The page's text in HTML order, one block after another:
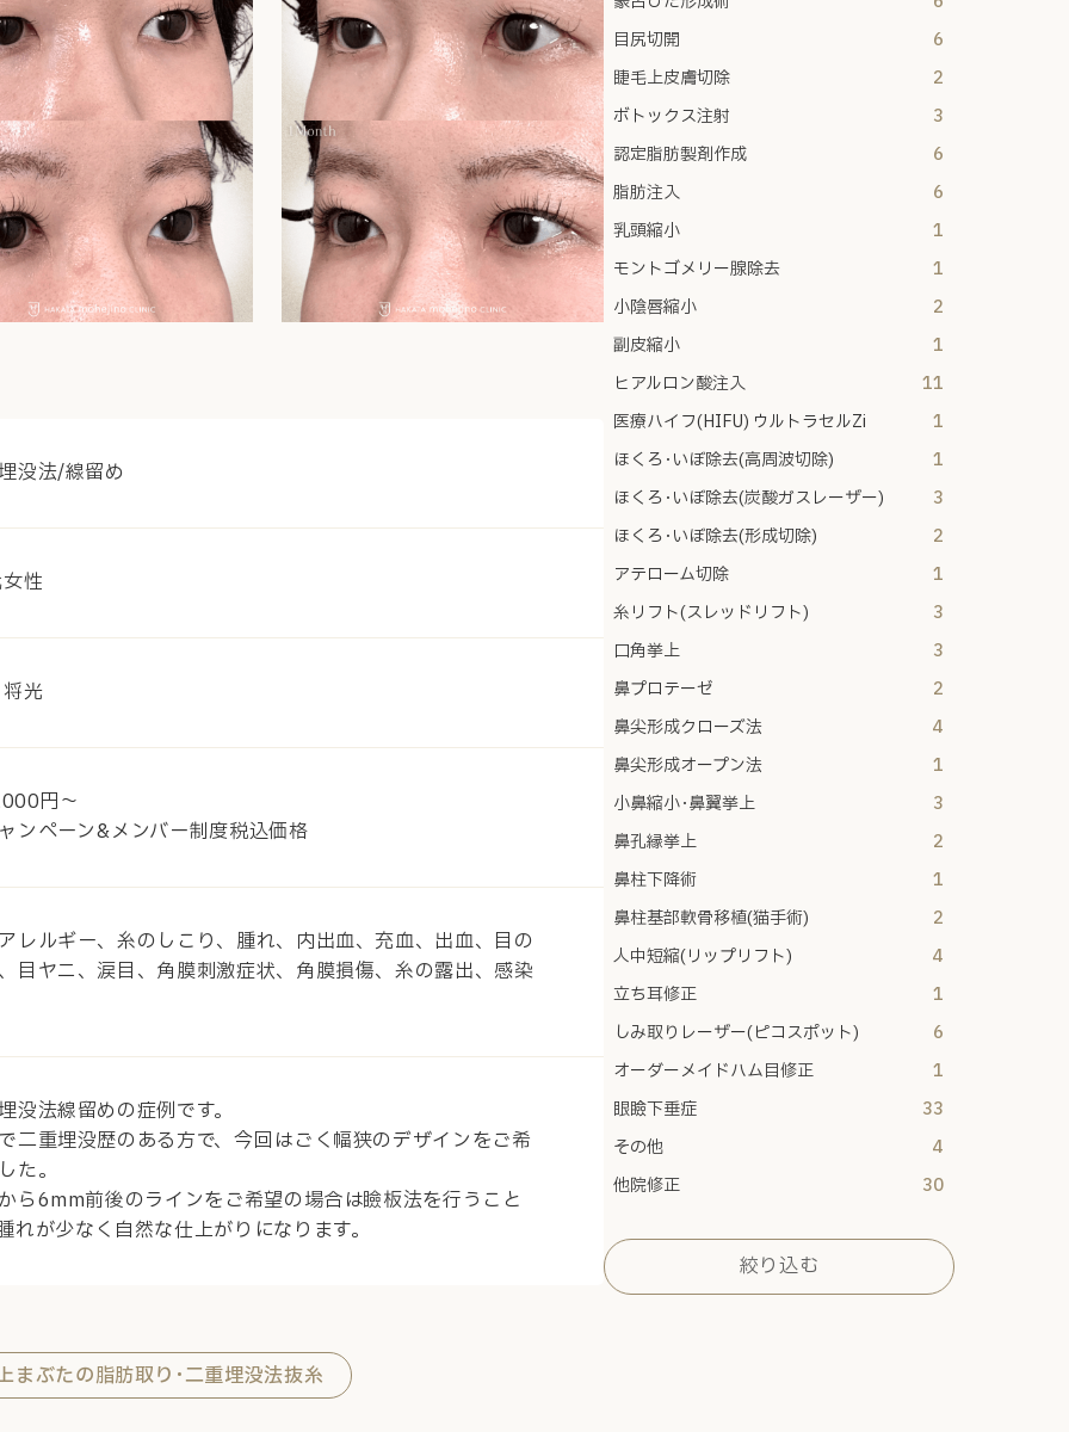
没法/線留め
性
光
円～
ンペーン&メンバー制度税込価格
レルギー、糸のしこり、腫れ、内出血、充血、出血、目の
目ヤニ、涙目、角膜刺激症状、角膜損傷、糸の露出、感染
没法線留めの症例です。
二重埋没歴のある方で、今回はごく幅狭のデザインをご希
た。
ら6mm前後のラインをご希望の場合は瞼板法を行うこと
れが少なく自然な仕上がりになります。
まぶたの脂肪取り･二重埋没法抜糸
目尻切開
6
睫毛上皮膚切除
2
ボトックス注射
3
認定脂肪製剤作成
6
脂肪注入
6
乳頭縮小
1
モントゴメリー腺除去
1
小陰唇縮小
2
副皮縮小
1
ヒアルロン酸注入
11
医療ハイフ(HIFU) ウルトラセルZi
1
ほくろ･いぼ除去(高周波切除)
1
ほくろ･いぼ除去(炭酸ガスレーザー)
3
ほくろ･いぼ除去(形成切除)
2
アテローム切除
1
糸リフト(スレッドリフト)
3
口角挙上
3
鼻プロテーゼ
2
鼻尖形成クローズ法
4
鼻尖形成オープン法
1
小鼻縮小･鼻翼挙上
3
鼻孔縁挙上
2
鼻柱下降術
1
鼻柱基部軟骨移植(猫手術)
2
人中短縮(リップリフト)
4
立ち耳修正
1
しみ取りレーザー(ピコスポット)
6
オーダーメイドハム目修正
1
眼瞼下垂症
33
その他
4
他院修正
30
絞り込む